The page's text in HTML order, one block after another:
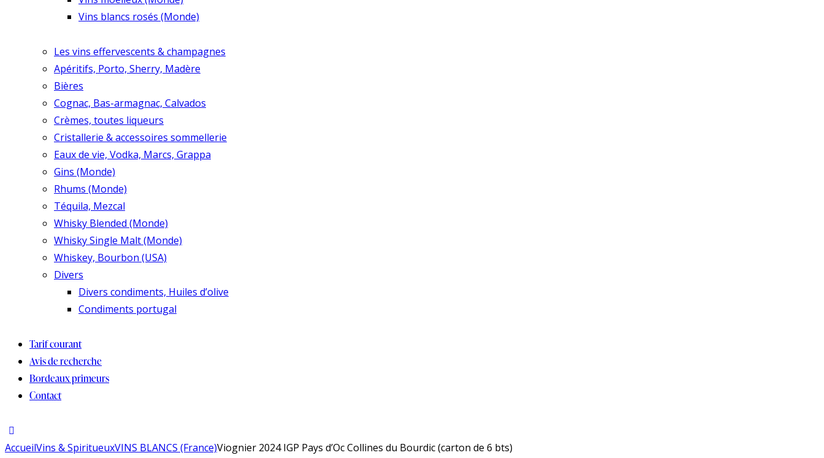
Vins blancs rosés (Monde)
Les vins effervescents & champagnes
Apéritifs, Porto, Sherry, Madère
Bières
Cognac, Bas-armagnac, Calvados
Crèmes, toutes liqueurs
Cristallerie & accessoires sommellerie
Eaux de vie, Vodka, Marcs, Grappa
Gins (Monde)
Rhums (Monde)
Téquila, Mezcal
Whisky Blended (Monde)
Whisky Single Malt (Monde)
Whiskey, Bourbon (USA)
Divers
Divers condiments, Huiles d’olive
Condiments portugal
Tarif courant
Avis de recherche
Bordeaux primeurs
Contact
AccueilVins & SpiritueuxVINS BLANCS (France)Viognier 2024 IGP Pays d’Oc Collines du Bourdic (carton de 6 bts)